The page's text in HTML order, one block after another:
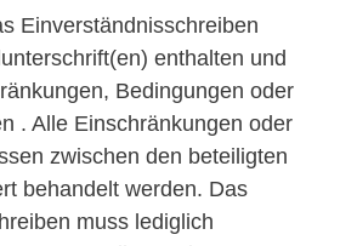
Einverständnisschreiben
enthalten und
Bedingungen oder
. Alle Einschränkungen oder
zwischen den beteiligten
behandelt werden. Das
muss lediglich